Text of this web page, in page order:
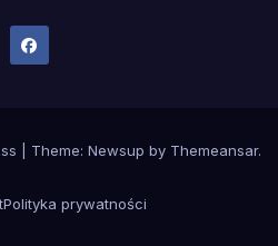
Theme: Newsup by Themeansar.
Polityka prywatności